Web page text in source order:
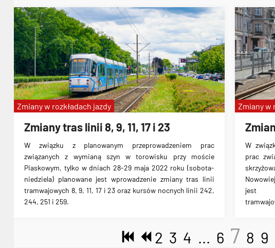
Zmiany tras linii 8, 9, 11, 17 i 23
W związku z planowanym przeprowadzeniem prac
związanych z wymianą szyn w torowisku przy moście
Piaskowym, tylko w dniach 28-29 maja 2022 roku (sobota-
niedziela) planowane jest wprowadzenie zmiany tras linii
tramwajowych 8, 9, 11, 17 i 23 oraz kursów nocnych linii 242,
244, 251 i 259.
Zmiany w rozkładach jazdy
W
prac
jest
Zmiany w
2 3 4 ... 6 7 8 9